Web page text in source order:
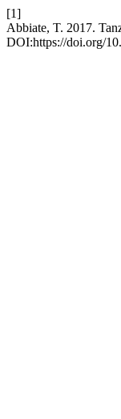
[1]
Abbiate, T. 2017.
DOI:https://doi.org/